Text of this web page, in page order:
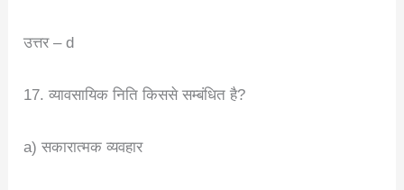
उत्तर – d
17. व्यावसायिक निति किससे सम्बंधित है?
a) सकारात्मक व्यवहार